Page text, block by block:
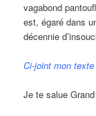
vagabond
est, égaré dans
décennie
Ci-joint mon
Je te salue